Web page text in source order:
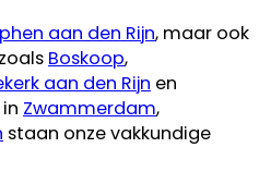
aan den Rijn, maar ook
Boskoop,
aan den Rijn en
Zwammerdam,
staan onze vakkundige